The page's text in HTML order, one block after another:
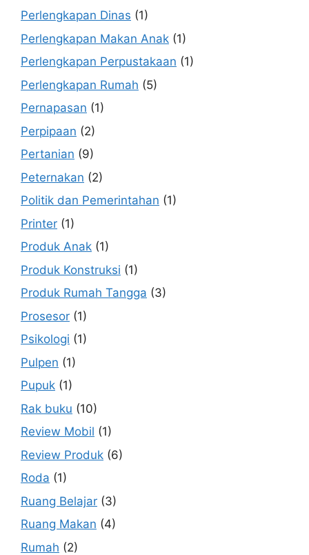
Perlengkapan Dinas (1)
Perlengkapan Makan Anak (1)
Perlengkapan Perpustakaan (1)
Perlengkapan Rumah (5)
Pernapasan (1)
Perpipaan (2)
Pertanian (9)
Peternakan (2)
Politik dan Pemerintahan (1)
Printer (1)
Produk Anak (1)
Produk Konstruksi (1)
Produk Rumah Tangga (3)
Prosesor (1)
Psikologi (1)
Pulpen (1)
Pupuk (1)
Rak buku (10)
Review Mobil (1)
Review Produk (6)
Roda (1)
Ruang Belajar (3)
Ruang Makan (4)
Rumah (2)